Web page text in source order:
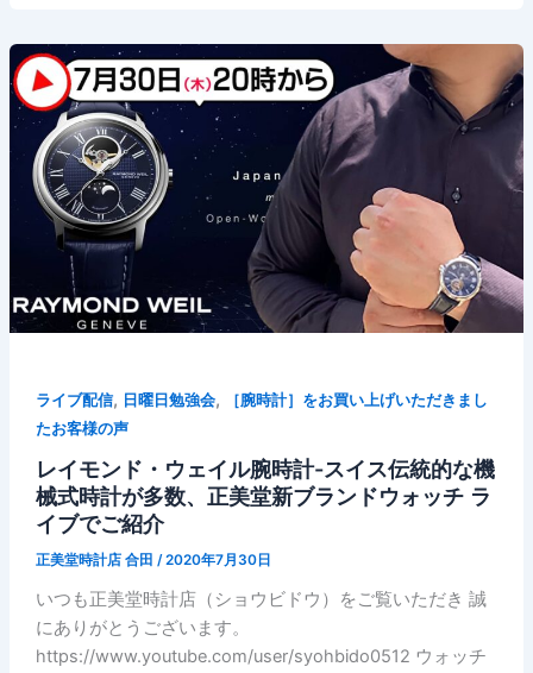
ライブ配信, 日曜日勉強会,
［腕時計］をお買い上げいただきまし
たお客様の声
レイモンド・ウェイル腕時計-スイス伝統的な機
械式時計が多数、正美堂新ブランドウォッチ ラ
イブでご紹介
正美堂時計店 合田 /2020年7月30日
いつも正美堂時計店（ショウビドウ）をご覧いただき 誠
にありがとうございます。
https://www.youtube.com/user/syohbido0512 ウォッチ